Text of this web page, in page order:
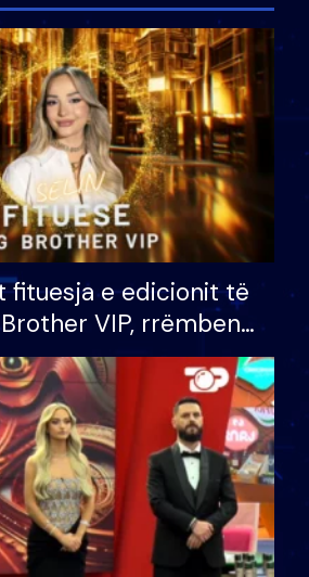
fituesja e edicionit të
VIP, rrëmben
prej 100 mijë eurosh